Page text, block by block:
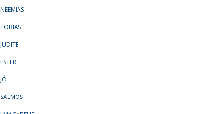
NEEMIAS
TOBIAS
JUDITE
ESTER
JÓ
SALMOS